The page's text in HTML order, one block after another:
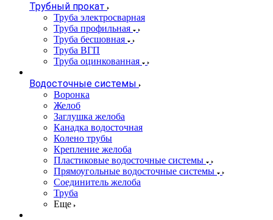
Трубный прокат
Труба электросварная
Труба профильная
Труба бесшовная
Труба ВГП
Труба оцинкованная
Водосточные системы
Воронка
Желоб
Заглушка желоба
Канадка водосточная
Колено трубы
Крепление желоба
Пластиковые водосточные системы
Прямоугольные водосточные системы
Соединитель желоба
Труба
Еще